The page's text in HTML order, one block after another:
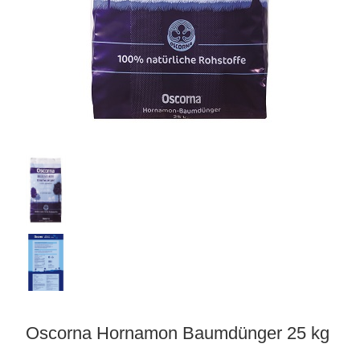
Oscorna Hornamon Baumdünger 25 kg